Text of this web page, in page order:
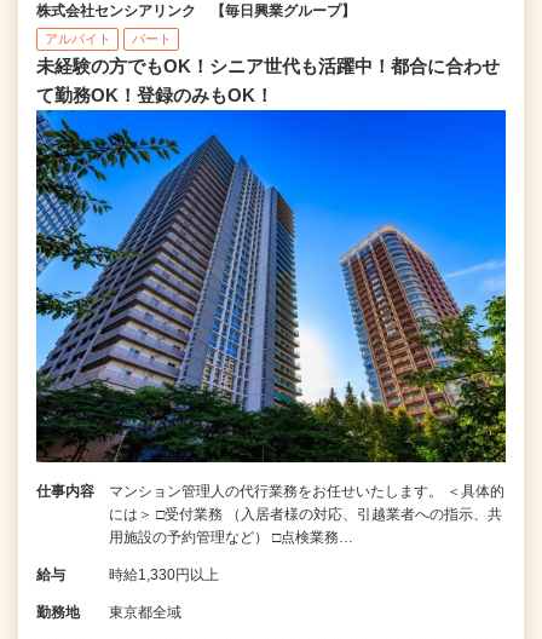
株式会社センシアリンク 【毎日興業グループ】
アルバイト パート
未経験の方でもOK！シニア世代も活躍中！都合に合わせ
て勤務OK！登録のみもOK！
仕事内容
マンション管理人の代行業務をお任せいたします。 ＜具体的
には＞ □受付業務 （入居者様の対応、引越業者への指示、共
用施設の予約管理など） □点検業務…
給与 時給1,330円以上
勤務地 東京都全域